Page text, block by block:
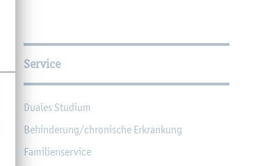
Service
Dua­les Stu­di­um
Be­hin­de­rung/chro­ni­sche Er­kran­kung
Fa­mi­li­en­ser­vice